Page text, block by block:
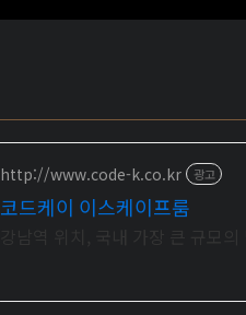
http://www.code-k.co.kr 광고
코드케이 이스케이프룸